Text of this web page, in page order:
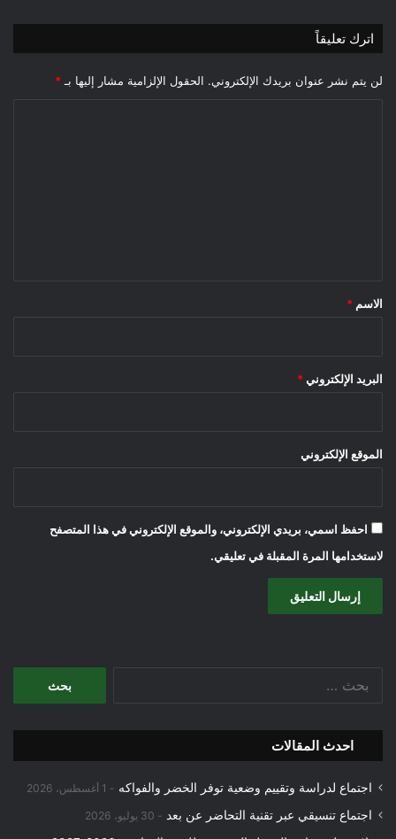
اترك تعليقاً
لن يتم نشر عنوان بريدك الإلكتروني. الحقول الإلزامية مشار إليها بـ *
*
الاسم *
البريد الإلكتروني *
الموقع الإلكتروني
احفظ اسمي، بريدي الإلكتروني، والموقع الإلكتروني في هذا المتصفح
لاستخدامها المرة المقبلة في تعليقي.
احدث المقالات
اجتماع لدراسة وتقييم وضعية توفر الخضر والفواكه 1 أغسطس، 2026
اجتماع تنسيقي عبر تقنية التحاضر عن بعد 30 يوليو، 2026